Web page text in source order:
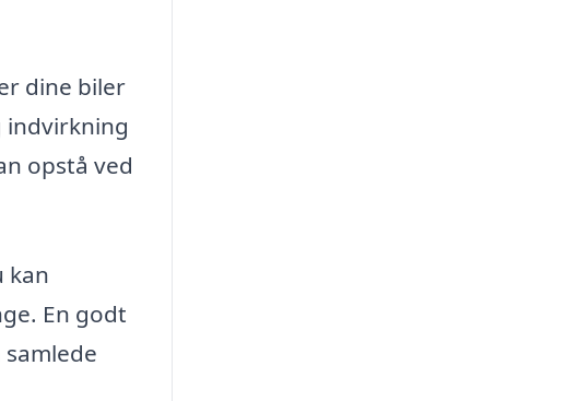
dine biler
indvirkning
opstå ved
kan
En godt